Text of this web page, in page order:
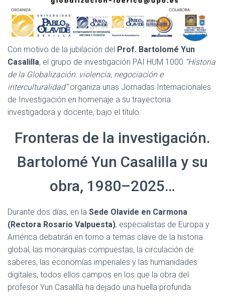
Con motivo de la jubilación del Prof. Bartolomé Yun
Casalilla, el grupo de investigación PAI HUM 1000 “Historia
de la Globalización: violencia, negociación e
interculturalidad”organiza unas Jornadas Internacionales
de Investigación en homenaje a su trayectoria
investigadora y docente, bajo el título:
Fronteras de la investigación.
Bartolomé Yun Casalilla y su
obra, 1980–2025…
Durante dos días, en la Sede Olavide en Carmona
(Rectora Rosario Valpuesta), especialistas de Europa y
América debatirán en torno a temas clave de la historia
global, las monarquías compuestas, la circulación de
saberes, las economías imperiales y las humanidades
digitales, todos ellos campos en los que la obra del
profesor Yun Casalilla ha dejado una huella profunda.